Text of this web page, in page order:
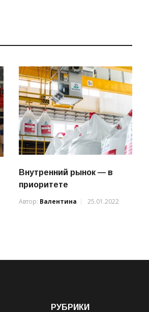
Внутренний рынок — в
приоритете
Автор: Валентина 25.01.2022
РУБРИКИ